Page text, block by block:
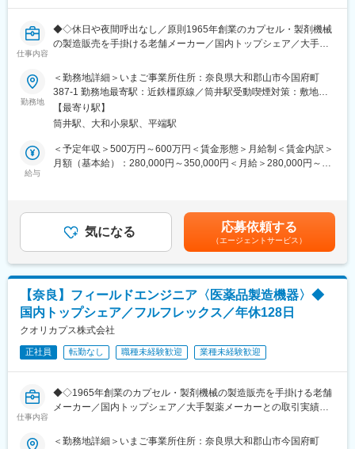
◇出張エリア：主に東京・愛知・福岡 ※～2泊程度
※業務習得後は漢方薬以外の商品カテゴリーへの提案・営業活動も
徐々に担当頂きます。
■扱うサービス
・漢方薬錠剤のOEM製造（医薬品・医薬部外品・健康食品・化粧
品）
・生薬由来の新素材開発
■組織構成
2名（40代～50代）
貢献が実感できます。大手製薬メーカーやドラッグストアチェー
ンとの取引も多く、業界の最前線で提案力・調整力を磨けます。
■企業の特徴/魅力
大峰堂薬品工業株式会社は、1900年創業の漢方薬メーカーです。
医療用・一般用漢方薬を中心に、医薬品や健康関連製品の研究開
発・製造を行っており、大手製薬メーカー向けOEM事業も展開し
ています。生薬の調達から製剤化、包装までを自社で一貫して手
掛ける体制を強みとし、高品質な製品を安定的に供給していま
す。特に医療用漢方錠剤分野では高いシェアを誇り、国内のみな
変更の範囲：会社の定める業務
仕事内容
◆◇休日や夜間呼出なし／原則1965年創業のカプセル・製剤機械
の製造販売を手掛ける老舗メーカー／国内トップシェア／大手製
ルフレックス・リモート勤務可／年休128日でワークライフバラ
ンス◎◆◇
■採用背景
現在、お客様からの引き合いが増加しており、対応力強化が急務
です。また今後は、海外展開にもさらに注力していき事業成長を
進めていくため、体制強化を目的とした採用を行います。
・工事仕様書、工事計画書の作成
・工事報告書の作成
■業務の特徴・やりがい
「セミオーダーメイド方式」を採用しており、お客様ニーズに応
える新製品開発を行えることが同社の強みです。
そのため、フィールドエンジニア業務においても、機械構造の理
解が不可欠です。改良が必要な際は、機械ごとに原因を探りなが
ら仕組みを把握し、業務を進めることで、技術的なスキルアップ
が可能です。
■入社後の流れ
入社後は現場先輩社員のOJT(半年～1年間)のもと、少しづつ同社
簡単な部品の設計や、図面の作成をお任せする可能性もございま
勤務地
＜勤務地詳細＞いまご事業所住所：奈良県大和郡山市今国府町
387-1 勤務地最寄駅：近鉄橿原線／筒井駅受動喫煙対策：敷地内
全面禁煙変更の範囲：無
【最寄り駅】
筒井駅、大和小泉駅、平端駅
給与
＜予定年収＞500万円～600万円＜賃金形態＞月給制＜賃金内訳＞
月額（基本給）：280,000円～350,000円＜月給＞280,000円～
張手当:1日5000円あり※年間45万円程度賃金はあくまでも目安の
金額であり、選考を通じて上下する可能性があります。月給(月額)
は固定手当を含めた表記です。
気になる 応募依頼する
（エージェントサービス）
【奈良】フィールドエンジニア〈医薬品製造機器〉◆
国内トップシェア／フルフレックス／年休128日
クオリカプス株式会社
正社員 転勤なし 職種未経験歓迎 業種未経験歓迎
仕事内容
◆◇1965年創業のカプセル・製剤機械の製造販売を手掛ける老舗
メーカー／国内トップシェア／大手製薬メーカーとの取引実績多
務可／年休128日でワークライフバランス◎◆◇
＜勤務地詳細＞いまご事業所住所：奈良県大和郡山市今国府町